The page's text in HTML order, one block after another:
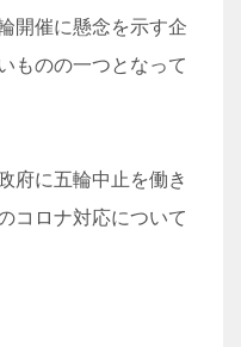
開催に懸念を示す企
ものの一つとなって
府に五輪中止を働き
コロナ対応について